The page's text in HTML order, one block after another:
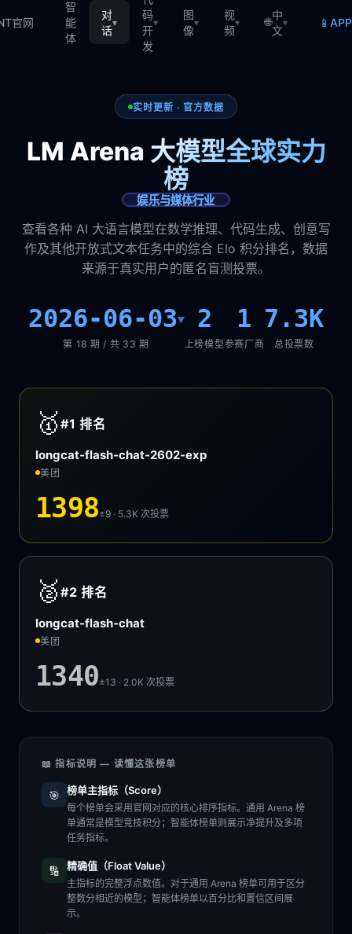
官网
智
能
体
对
话
▾
码
开
发
▾
图
像
▾
视
频
▾ 🌐
中
文
▾ 📱
实时更新 · 官方数据
LM Arena 大模型全球实力
榜
娱乐与媒体行业
查看各种 AI 大语言模型在数学推理、代码生成、创意写
作及其他开放式文本任务中的综合 Elo 积分排名，数据
来源于真实用户的匿名盲测投票。
2026-06-03▾
第 18 期 / 共 33 期
2
上榜模型
1
参赛厂商
7.3K
总投票数
🥇 #1排名
longcat-flash-chat-2602-exp
美团
1398±9 · 5.3K次投票
🥈 #2排名
longcat-flash-chat
美团
1340±13 · 2.0K次投票
📖 指标说明 — 读懂这张榜单
🎯 榜单主指标（Score）
每个榜单会采用官网对应的核心排序指标。通用 Arena 榜
单通常是模型竞技积分；智能体榜单则展示净提升及多项
任务指标。
🔢 精确值（Float Value）
主指标的完整浮点数值。对于通用 Arena 榜单可用于区分
整数分相近的模型；智能体榜单以百分比和置信区间展
示。